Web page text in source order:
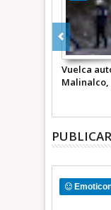
Vuelca
Malinalco,